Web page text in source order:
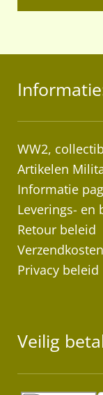
WW2,
Artikelen
Informatie
Leverings- en
Retour beleid
Verzendkosten
Privacy beleid
Veilig